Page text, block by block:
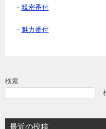
・ 親密番付
・ 魅力番付
検索
最近の投稿